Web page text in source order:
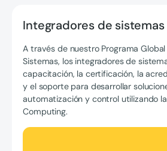
Integradores de sistemas
A través de nuestro Programa
Sistemas, los integradores de
capacitación, la certificación, la
y el soporte para desarrollar
automatización y control utilizando
Computing.
Acerca del programa System